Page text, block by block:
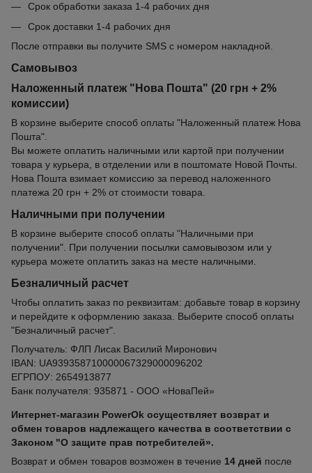
Срок обработки заказа 1-4 рабочих дня
Срок доставки 1-4 рабочих дня
После отправки вы получите SMS с номером накладной.
Самовывоз
Наложенный платеж "Нова Пошта" (20 грн + 2%
комиссии)
В корзине выберите способ оплаты "Наложенный платеж Нова
Пошта".
Вы можете оплатить наличными или картой при получении
товара у курьера, в отделении или в поштомате Новой Почты.
Нова Пошта взимает комиссию за перевод наложенного
платежа 20 грн + 2% от стоимости товара.
Наличными при получении
В корзине выберите способ оплаты "Наличными при
получении". При получении посылки самовывозом или у
курьера можете оплатить заказ на месте наличными.
Безналичный расчет
Чтобы оплатить заказ по реквизитам: добавьте товар в корзину
и перейдите к оформлению заказа. Выберите способ оплаты
"Безналичный расчет".
Получатель: ФЛП Лисак Василий Миронович
IBAN: UA939358710000067329000096202
ЕГРПОУ: 2654913877
Банк получателя: 935871 - ООО «НоваПей»
Интернет-магазин PowerOk осуществляет возврат и
обмен товаров надлежащего качества в соответствии с
Законом "О защите прав потребителей».
Возврат и обмен товаров возможен в течение 14 дней после